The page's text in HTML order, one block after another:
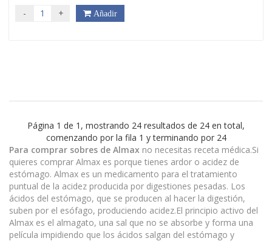
- + Añadir
Página 1 de 1, mostrando 24 resultados de 24 en total,
comenzando por la fila 1 y terminando por 24
Para comprar sobres de Almax no necesitas receta médica.Si
quieres comprar Almax es porque tienes ardor o acidez de
estómago. Almax es un medicamento para el tratamiento
puntual de la acidez producida por digestiones pesadas. Los
ácidos del estómago, que se producen al hacer la digestión,
suben por el esófago, produciendo acidez.El principio activo del
Almax es el almagato, una sal que no se absorbe y forma una
película impidiendo que los ácidos salgan del estómago y